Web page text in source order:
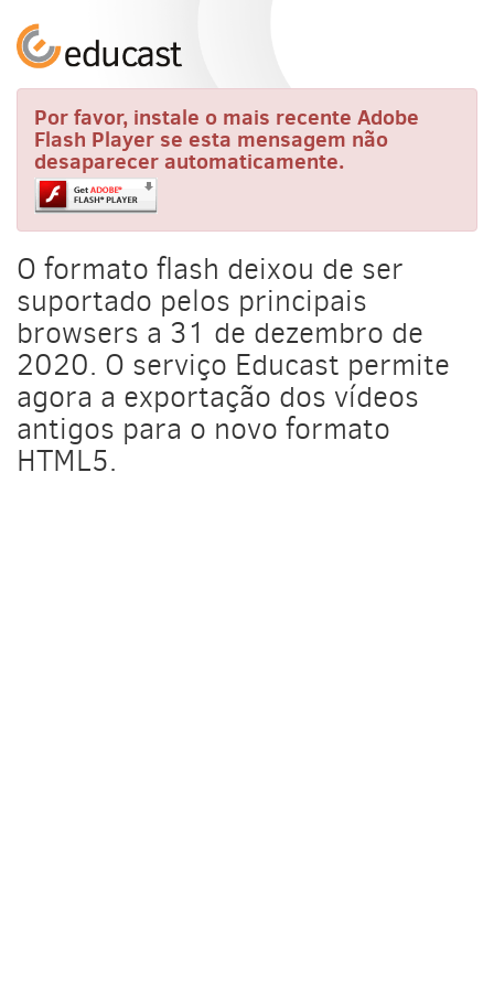
Por favor, instale o mais recente Adobe
Flash Player se esta mensagem não
desaparecer automaticamente.
O formato flash deixou de ser
suportado pelos principais
browsers a 31 de dezembro de
2020. O serviço Educast permite
agora a exportação dos vídeos
antigos para o novo formato
HTML5.